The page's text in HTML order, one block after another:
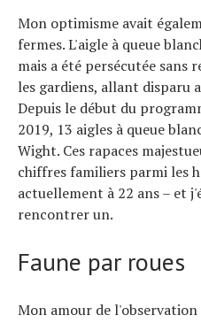
Mon optimisme avait
fermes. L'aigle à queue
mais a été persécutée sans
les gardiens, allant disparu
Depuis le début du
2019, 13 aigles à queue
Wight. Ces rapaces
chiffres familiers parmi les
actuellement à 22 ans – et
rencontrer un.
Faune par roues
Mon amour de l'observation